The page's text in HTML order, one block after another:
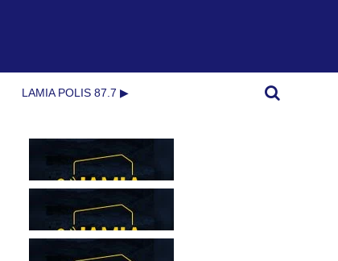
LAMIA POLIS 87.7 ▶︎